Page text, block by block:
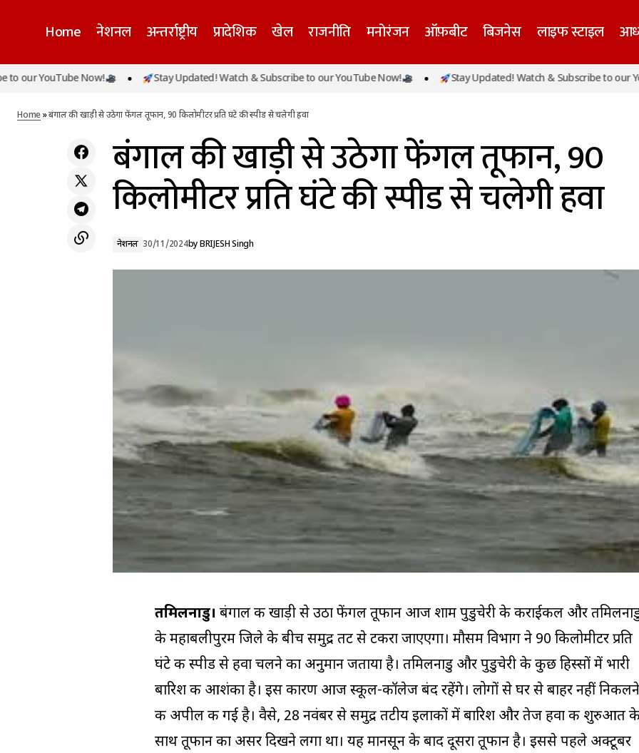
Home नेशनल अन्तर्राष्ट्रीय प्रादेशिक खेल राजनीति मनोरंजन ऑफ़बीट बिजनेस लाइफ स्टाइल
झारखंड में इस दिन रिलीज होगी मंईयां सम्मान योजना
बंगाल की खाड़ी से उठेगा फेंगल तूफान, 90 किलोमीटर प्रति घंटे की
Now! Stay Updated! Watch & Subscribe to our YouTube Now! Stay Updated! Watch & Subscribe to our YouTube
Home»बंगाल की खाड़ी से उठेगा फेंगल तूफान, 90 किलोमीटर प्रति घंटे की स्पीड से चलेगी हवा
बंगाल की खाड़ी से उठेगा फेंगल तूफान, 90
किलोमीटर प्रति घंटे की स्पीड से चलेगी हवा
नेशनल 30/11/2024byBRIJESH Singh
तमिलनाडु। बंगाल की खाड़ी से उठा फेंगल तूफान आज शाम पुडुचेरी के कराईकल और
के महाबलीपुरम जिले के बीच समुद्र तट से टकरा जाएएगा। मौसम विभाग ने 90 किलोमीटर प्रति
घंटे की स्पीड से हवा चलने का अनुमान जताया है। तमिलनाडु और पुडुचेरी के कुछ हिस्सों में भारी
बारिश की आशंका है। इस कारण आज स्कूल-कॉलेज बंद रहेंगे। लोगों से घर से बाहर नहीं निकलने
की अपील की गई है। वैसे, 28 नवंबर से समुद्र तटीय इलाकों में बारिश और तेज हवा की शुरुआत
साथ तूफान का असर दिखने लगा था। यह मानसून के बाद दूसरा तूफान है। इससे पहले अक्टूबर